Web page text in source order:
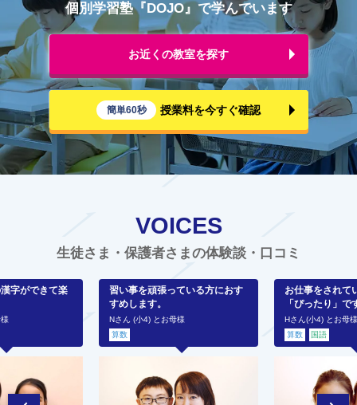
個別学習塾『DOJO』で学んでいます
お近くの教室を探す
簡単60秒 授業料を今すぐ確認
VOICES
生徒さま・保護者さまの体験談・口コミ
字ができて楽
習い事を頑張っている方におす
すめします。
Nさん (小4) とお母様
算数
お仕事をされて
「ぴったり」で
Hさん(小4) とお母
算数
国語